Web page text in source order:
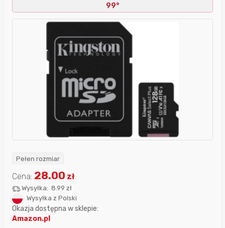
99°
Pełen rozmiar
Cena: 28.00 zł
Wysyłka: 8.99 zł
Wysyłka z Polski
Okazja dostępna w sklepie:
Amazon.pl